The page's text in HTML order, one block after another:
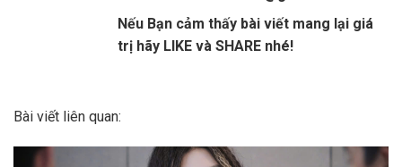
Nếu Bạn cảm thấy bài viết mang lại giá
trị hãy LIKE và SHARE nhé!
Bài viết liên quan: